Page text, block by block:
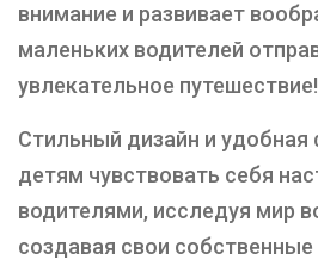
внимание и развивает
маленьких водителей
увлекательное путешествие!
Стильный дизайн и
детям чувствовать себя
водителями, исследуя мир
создавая свои